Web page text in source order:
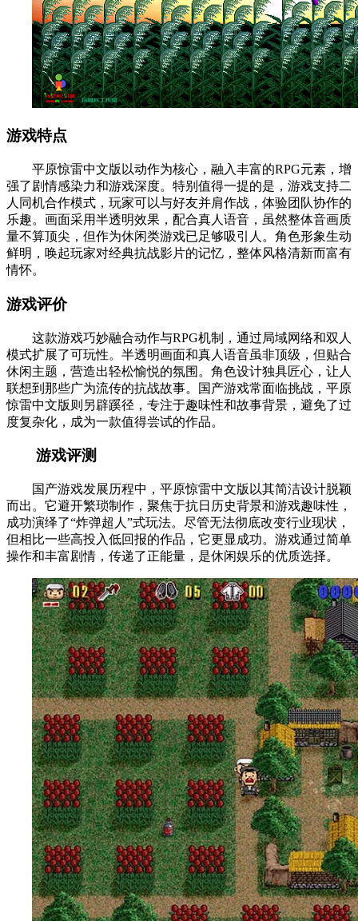
游戏特点
平原惊雷中文版以动作为核心，融入丰富的RPG元素，增
强了剧情感染力和游戏深度。特别值得一提的是，游戏支持二
人同机合作模式，玩家可以与好友并肩作战，体验团队协作的
乐趣。画面采用半透明效果，配合真人语音，虽然整体音画质
量不算顶尖，但作为休闲类游戏已足够吸引人。角色形象生动
鲜明，唤起玩家对经典抗战影片的记忆，整体风格清新而富有
情怀。
游戏评价
这款游戏巧妙融合动作与RPG机制，通过局域网络和双人
模式扩展了可玩性。半透明画面和真人语音虽非顶级，但贴合
休闲主题，营造出轻松愉悦的氛围。角色设计独具匠心，让人
联想到那些广为流传的抗战故事。国产游戏常面临挑战，平原
惊雷中文版则另辟蹊径，专注于趣味性和故事背景，避免了过
度复杂化，成为一款值得尝试的作品。
游戏评测
国产游戏发展历程中，平原惊雷中文版以其简洁设计脱颖
而出。它避开繁琐制作，聚焦于抗日历史背景和游戏趣味性，
成功演绎了“炸弹超人”式玩法。尽管无法彻底改变行业现状，
但相比一些高投入低回报的作品，它更显成功。游戏通过简单
操作和丰富剧情，传递了正能量，是休闲娱乐的优质选择。